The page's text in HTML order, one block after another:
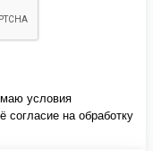
условия
согласие на обработку